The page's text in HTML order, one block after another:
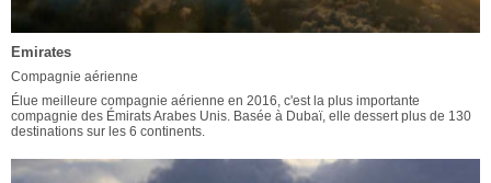
Emirates
Compagnie aérienne
Élue meilleure compagnie aérienne en 2016, c'est la plus importante
compagnie des Émirats Arabes Unis. Basée à Dubaï, elle dessert plus de 130
destinations sur les 6 continents.